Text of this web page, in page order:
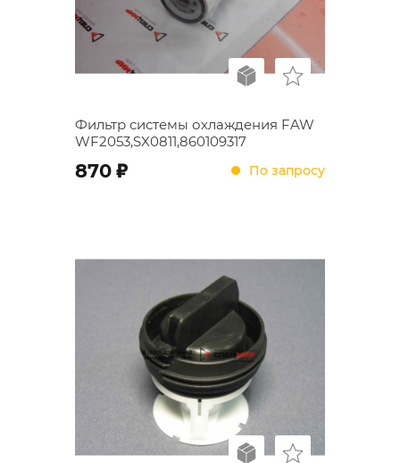
Фильтр системы охлаждения FAW
WF2053,SX0811,860109317
870 ; По запросу